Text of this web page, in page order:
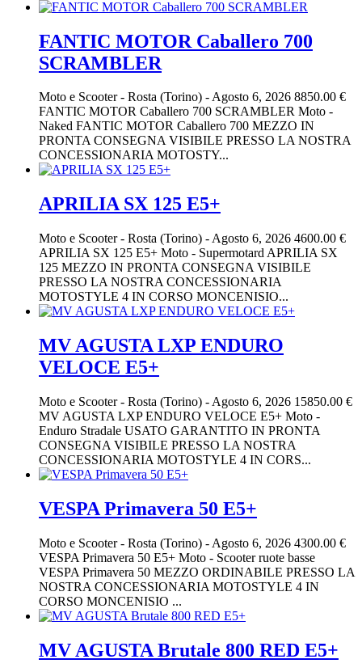
FANTIC MOTOR Caballero 700
SCRAMBLER
Moto e Scooter- Rosta (Torino) -Agosto 6, 2026 8850.00 €
FANTIC MOTOR Caballero 700 SCRAMBLER Moto -
Naked FANTIC MOTOR Caballero 700 MEZZO IN
PRONTA CONSEGNA VISIBILE PRESSO LA NOSTRA
CONCESSIONARIA MOTOSTY...
APRILIA SX 125 E5+
Moto e Scooter- Rosta (Torino) - Agosto 6, 2026 4600.00 €
APRILIA SX 125 E5+ Moto - Supermotard APRILIA SX
125 MEZZO IN PRONTA CONSEGNA VISIBILE
PRESSO LA NOSTRA CONCESSIONARIA
MOTOSTYLE 4 IN CORSO MONCENISIO...
MV AGUSTA LXP ENDURO
VELOCE E5+
Moto e Scooter- Rosta (Torino) - Agosto 6, 2026 15850.00 €
MV AGUSTA LXP ENDURO VELOCE E5+ Moto -
Enduro Stradale USATO GARANTITO IN PRONTA
CONSEGNA VISIBILE PRESSO LA NOSTRA
CONCESSIONARIA MOTOSTYLE 4 IN CORS...
VESPA Primavera 50 E5+
Moto e Scooter- Rosta (Torino) - Agosto 6, 2026 4300.00 €
VESPA Primavera 50 E5+ Moto - Scooter ruote basse
VESPA Primavera 50 MEZZO ORDINABILE PRESSO LA
NOSTRA CONCESSIONARIA MOTOSTYLE 4 IN
CORSO MONCENISIO ...
MV AGUSTA Brutale 800 RED E5+